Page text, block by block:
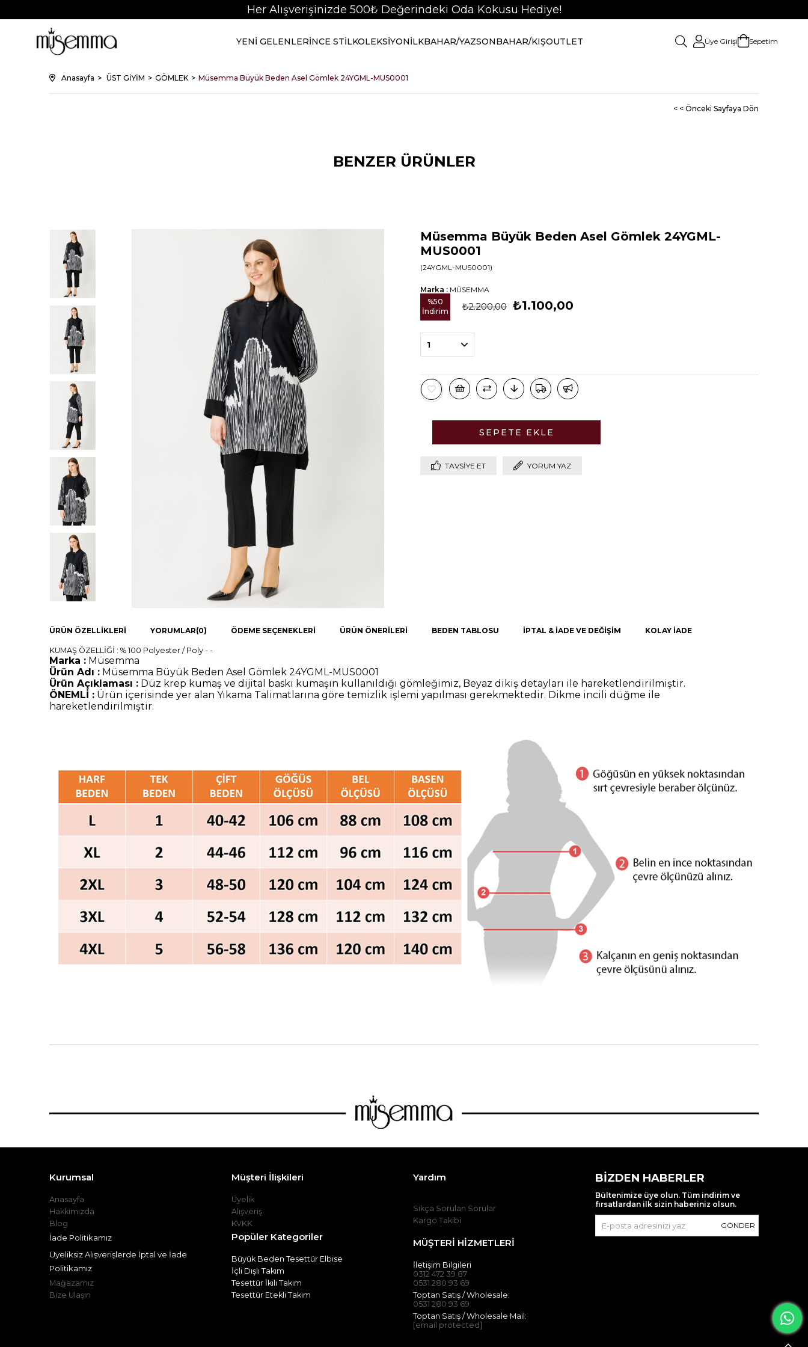
Her Alışverişinizde 500₺ Değerindeki Oda Kokusu Hediye!
YENİ GELENLERİNCE STİLKOLEKSİYONİLKBAHAR/YAZSONBAHAR/KIŞOUTLET Üye Girişi Sepetim
Anasayfa ÜST GİYİM GÖMLEK Müsemma Büyük Beden Asel Gömlek 24YGML-MUS0001
< < Önceki Sayfaya Dön
BENZER ÜRÜNLER
Müsemma Büyük Beden Asel Gömlek 24YGML-
MUS0001
(24YGML-MUS0001)
Marka : MÜSEMMA
%50
İndirim
₺2.200,00 ₺1.100,00
TAVSIYE ET YORUM YAZ
ÜRÜN ÖZELLIKLERI YORUMLAR(0) ÖDEME SEÇENEKLERI ÜRÜN ÖNERILERI BEDEN TABLOSU İPTAL & İADE VE DEĞİŞİM KOLAY İADE
KUMAŞ ÖZELLİĞİ : % 100 Polyester / Poly - -
Marka : Müsemma
Ürün Adı : Müsemma Büyük Beden Asel Gömlek 24YGML-MUS0001
Ürün Açıklaması : Düz krep kumaş ve dijital baskı kumaşın kullanıldığı gömleğimiz, Beyaz dikiş detayları ile hareketlendirilmiştir.
ÖNEMLİ : Ürün içerisinde yer alan Yıkama Talimatlarına göre temizlik işlemi yapılması gerekmektedir. Dikme incili düğme ile
hareketlendirilmiştir.
Kurumsal
Anasayfa
Hakkımızda
Blog
İade Politikamız
Üyeliksiz Alışverişlerde İptal ve İade
Politikamız
Mağazamız
Bize Ulaşın
Müşteri İlişkileri
Üyelik
Alışveriş
KVKK
Popüler Kategoriler
Büyük Beden Tesettür Elbise
İçli Dışlı Takım
Tesettür İkili Takım
Tesettür Etekli Takım
Yardım
Sıkça Sorulan Sorular
Kargo Takibi
MÜŞTERİ HİZMETLERİ
İletişim Bilgileri
0312 472 39 87
0531 280 93 69
Toptan Satış / Wholesale:
0531 280 93 69
Toptan Satış / Wholesale Mail:
[email protected]
BIZDEN HABERLER
Bültenimize üye olun. Tüm indirim ve
fırsatlardan ilk sizin haberiniz olsun.
GÖNDER